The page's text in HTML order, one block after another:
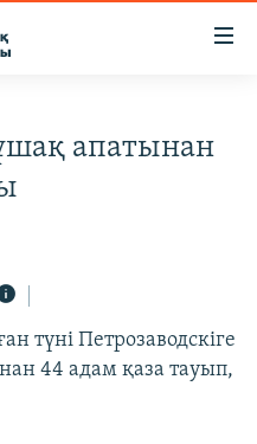
апатынан
түні Петрозаводскіге
44 адам қаза тауып,